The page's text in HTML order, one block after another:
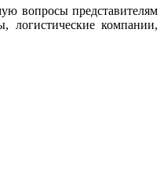
вопросы представителям
логистические компании,